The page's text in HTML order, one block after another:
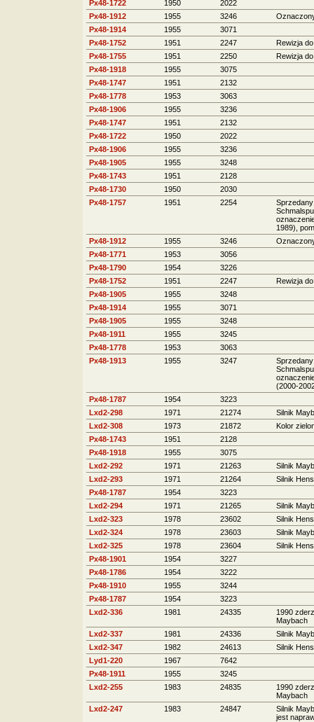
Px48-1722
1950
2022
Px48-1912
1955 3246
Px48-1914
1955
3071
Px48-1752
1951 2247
Rewizja
Px48-1755
1951 2250
Rewizja
Px48-1918
1955
3075
Px48-1747
1951
2132
Px48-1778
1953
3063
Px48-1906
1955
3236
Px48-1747
1951
2132
Px48-1722
1950
2022
Px48-1906
1955
3236
Px48-1905
1955
3248
Px48-1743
1951
2128
Px48-1730
1950
2030
Px48-1757
1951 2254
1989),
Px48-1912
1955 3246
Px48-1771
1953
3056
Px48-1790
1954
3226
Px48-1752
1951 2247
Rewizja
Px48-1905
1955
3248
Px48-1914
1955
3071
Px48-1905
1955
3248
Px48-1911
1955
3245
Px48-1778
1953
3063
Px48-1913
1955 3247
(2000-
Px48-1787
1954
3223
Lxd2-298
1971 21274
Silnik
Lxd2-308
1973 21872
Kolor
Px48-1743
1951
2128
Px48-1918
1955
3075
Lxd2-292
1971 21263
Silnik
Lxd2-293
1971 21264
Silnik
Px48-1787
1954
3223
Lxd2-294
1971 21265
Silnik
Lxd2-323
1978 23602
Silnik
Lxd2-324
1978 23603
Silnik
Lxd2-325
1978 23604
Silnik
Px48-1901
1954
3227
Px48-1786
1954
3222
Px48-1910
1955
3244
Px48-1787
1954
3223
Lxd2-336
1981 24335
1990
Maybach
Lxd2-337
1981 24336
Silnik
Lxd2-347
1982 24613
Silnik
Lyd1-220
1967
7642
Px48-1911
1955
3245
Lxd2-255
1983 24835
1990
Maybach
Lxd2-247
1983 24847
Silnik
jest